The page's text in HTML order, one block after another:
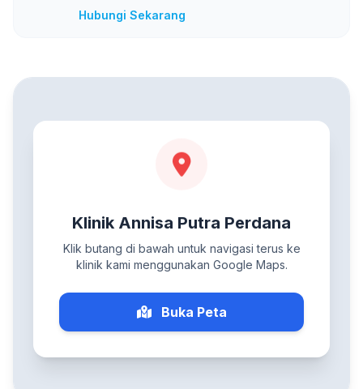
Hubungi Sekarang
Klinik Annisa Putra Perdana
Klik butang di bawah untuk navigasi terus ke
klinik kami menggunakan Google Maps.
Buka Peta